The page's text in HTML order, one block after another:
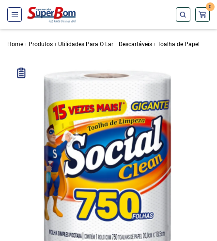
0
Home Produtos Utilidades Para O Lar Descartáveis Toalha de Papel